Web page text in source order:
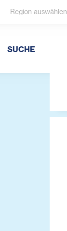
Region auswählen